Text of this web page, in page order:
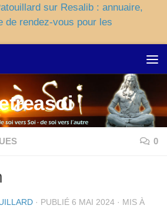
sur Resalib : annuaire,
de rendez-vous pour les
0
· PUBLIÉ 6 MAI 2024 · MIS À